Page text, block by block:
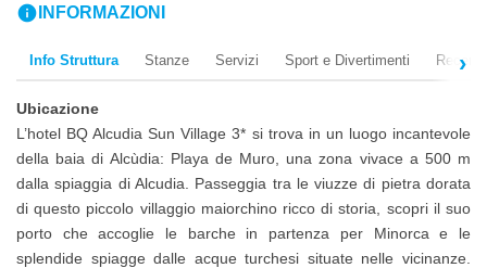
info INFORMAZIONI
Info Struttura Stanze Servizi Sport e Divertimenti
Ubicazione
L’hotel BQ Alcudia Sun Village 3* si trova in un luogo incantevole
della baia di Alcùdia: Playa de Muro, una zona vivace a 500 m
dalla spiaggia di Alcudia. Passeggia tra le viuzze di pietra dorata
di questo piccolo villaggio maiorchino ricco di storia, scopri il suo
porto che accoglie le barche in partenza per Minorca e le
splendide spiagge dalle acque turchesi situate nelle vicinanze.